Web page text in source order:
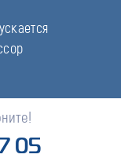
05